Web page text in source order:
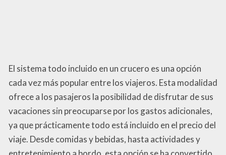
El sistema todo incluido en un crucero es una opción
cada vez más popular entre los viajeros. Esta modalidad
ofrece a los pasajeros la posibilidad de disfrutar de sus
vacaciones sin preocuparse por los gastos adicionales,
ya que prácticamente todo está incluido en el precio del
viaje. Desde comidas y bebidas, hasta actividades y